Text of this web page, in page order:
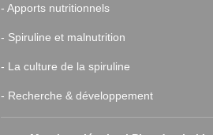
- Apports nutritionnels
- Spiruline et malnutrition
- La culture de la spiruline
- Recherche & développement